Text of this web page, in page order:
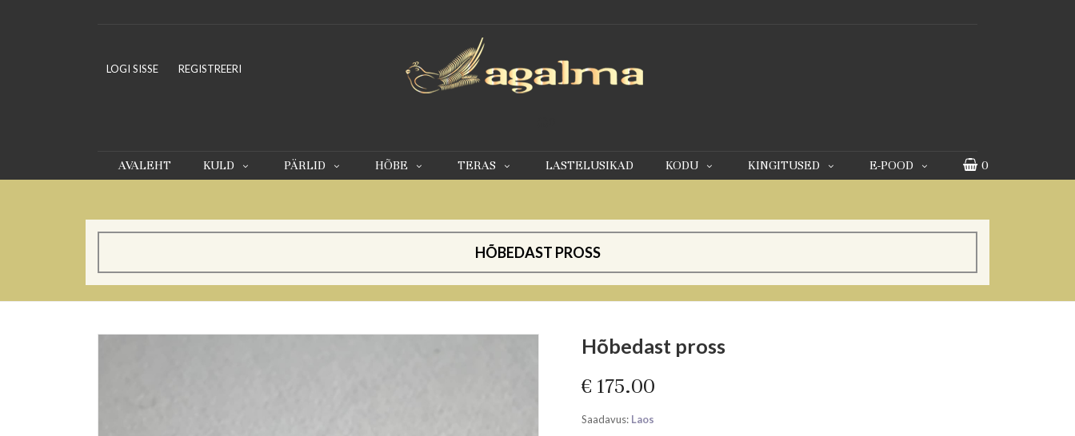
LOGI SISSE REGISTREERI
AVALEHT KULD PÄRLID HÕBE TERAS LASTELUSIKAD KODU KINGITUSED E-POOD 0
HÕBEDAST PROSS
Hõbedast pross
€ 175.00
Saadavus: Laos